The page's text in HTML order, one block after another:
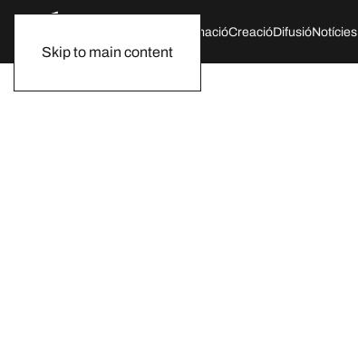
Skip to main content
FormacióCreacióDifusióNotícies